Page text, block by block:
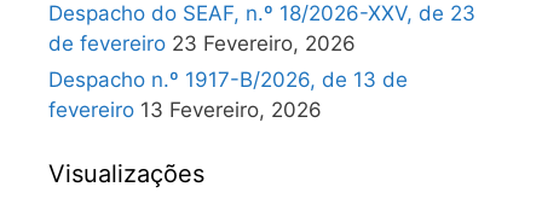
Despacho do SEAF, n.º 18/2026-XXV, de 23
de fevereiro 23 Fevereiro, 2026
Despacho n.º 1917-B/2026, de 13 de
fevereiro 13 Fevereiro, 2026
Visualizações